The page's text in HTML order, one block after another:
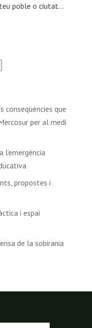
poble o ciutat…
conseqüències que
per al medi
l’emergència
propostes i
i espai
de la sobirania